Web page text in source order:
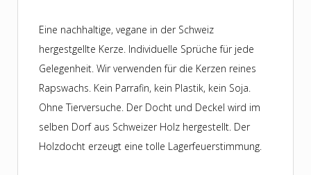
Eine nachhaltige, vegane in der Schweiz
hergestgellte Kerze. Individuelle Sprüche für jede
Gelegenheit. Wir verwenden für die Kerzen reines
Rapswachs. Kein Parrafin, kein Plastik, kein Soja.
Ohne Tierversuche. Der Docht und Deckel wird im
selben Dorf aus Schweizer Holz hergestellt. Der
Holzdocht erzeugt eine tolle Lagerfeuerstimmung.